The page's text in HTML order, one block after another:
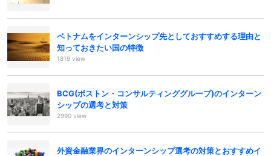
ベトナムをインターンシップ先としておすすめする理由と
知っておきたい国の特徴
1819 view
BCG(ボストン・コンサルティンググループ)のインターン
シップの選考と対策
2990 view
外資金融業界のインターンシップ選考の対策とおすすめイ